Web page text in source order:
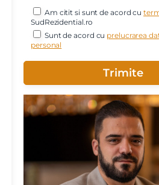
Am citit si sunt de acord cu
SudRezidential.ro
Sunt de acord cu prelucrarea
personal